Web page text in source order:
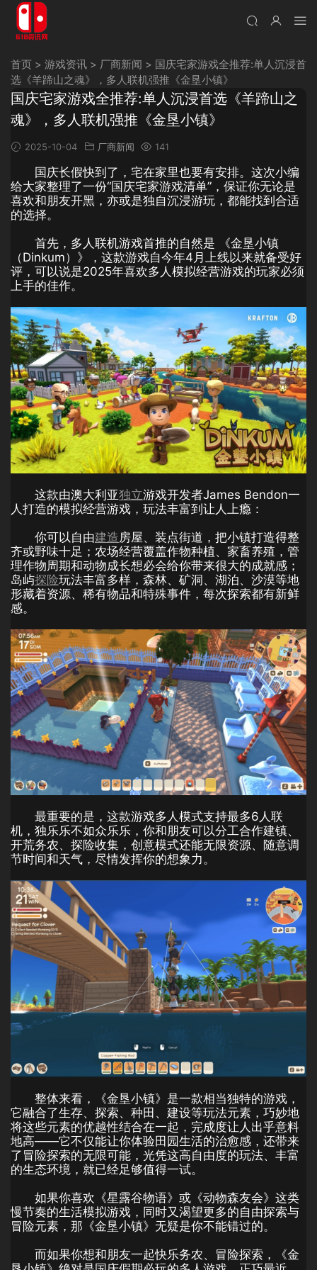
首页 > 游戏资讯 > 厂商新闻 > 国庆宅家游戏全推荐:单人沉浸首
选《羊蹄山之魂》，多人联机强推《金垦小镇》
国庆宅家游戏全推荐:单人沉浸首选《羊蹄山之
魂》，多人联机强推《金垦小镇》
2025-10-04 厂商新闻 141
国庆长假快到了，宅在家里也要有安排。这次小编
给大家整理了一份“国庆宅家游戏清单”，保证你无论是
喜欢和朋友开黑，亦或是独自沉浸游玩，都能找到合适
的选择。
首先，多人联机游戏首推的自然是 《金垦小镇
（Dinkum）》，这款游戏自今年4月上线以来就备受好
评，可以说是2025年喜欢多人模拟经营游戏的玩家必须
上手的佳作。
这款由澳大利亚独立游戏开发者James Bendon一
人打造的模拟经营游戏，玩法丰富到让人上瘾：
你可以自由建造房屋、装点街道，把小镇打造得整
齐或野味十足；农场经营覆盖作物种植、家畜养殖，管
理作物周期和动物成长想必会给你带来很大的成就感；
岛屿探险玩法丰富多样，森林、矿洞、湖泊、沙漠等地
形藏着资源、稀有物品和特殊事件，每次探索都有新鲜
感。
最重要的是，这款游戏多人模式支持最多6人联
机，独乐乐不如众乐乐，你和朋友可以分工合作建镇、
开荒务农、探险收集，创意模式还能无限资源、随意调
节时间和天气，尽情发挥你的想象力。
整体来看，《金垦小镇》是一款相当独特的游戏，
它融合了生存、探索、种田、建设等玩法元素，巧妙地
将这些元素的优越性结合在一起，完成度让人出乎意料
地高——它不仅能让你体验田园生活的治愈感，还带来
了冒险探索的无限可能，光凭这高自由度的玩法、丰富
的生态环境，就已经足够值得一试。
如果你喜欢《星露谷物语》或《动物森友会》这类
慢节奏的生活模拟游戏，同时又渴望更多的自由探索与
冒险元素，那《金垦小镇》无疑是你不能错过的。
而如果你想和朋友一起快乐务农、冒险探索，《金